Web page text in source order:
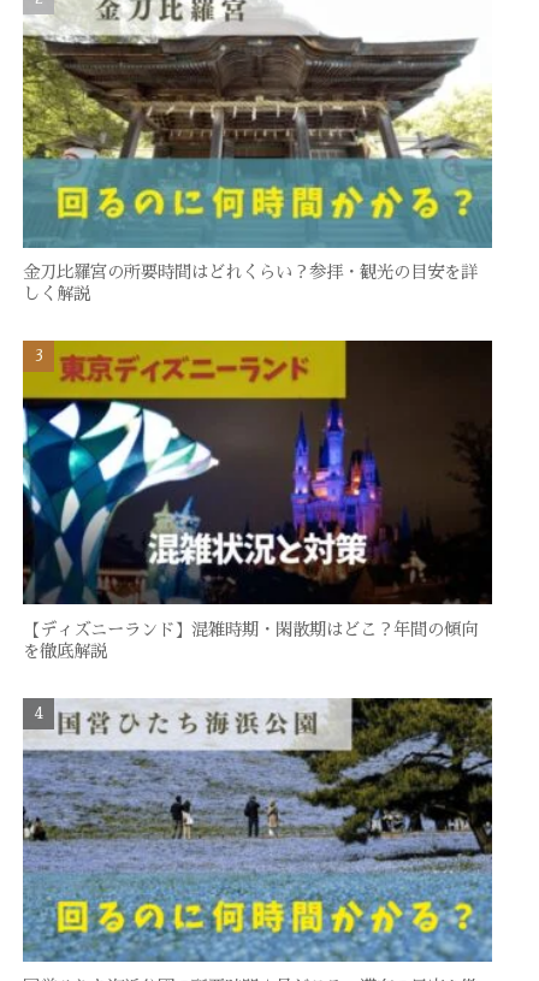
金刀比羅宮の所要時間はどれくらい？参拝・観光の目安を詳
しく解説
【ディズニーランド】混雑時期・閑散期はどこ？年間の傾向
を徹底解説